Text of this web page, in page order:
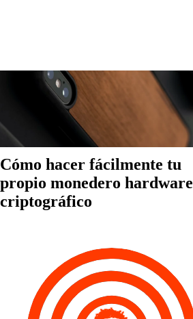
Cómo hacer fácilmente tu
propio monedero hardware
criptográfico